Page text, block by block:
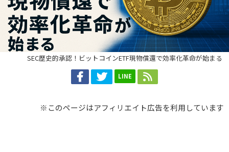
SEC歴史的承認！ビットコインETF現物償還で効率化革命が始まる
LINE
※このページはアフィリエイト広告を利用しています